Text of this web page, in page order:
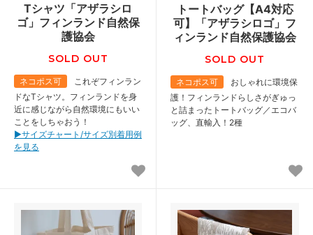
Tシャツ「アザラシロ
ゴ」フィンランド自然保
護協会
SOLD OUT
ネコポス可
これぞフィンラン
ドなTシャツ。フィンランドを身
近に感じながら自然環境にもいい
ことをしちゃおう！
▶︎サイズチャート/サイズ別着用例
を見る
トートバッグ【A4対応
可】「アザラシロゴ」フ
ィンランド自然保護協会
SOLD OUT
ネコポス可
おしゃれに環境保
護！フィンランドらしさがぎゅっ
と詰まったトートバッグ／エコバ
ッグ、直輸入！2種